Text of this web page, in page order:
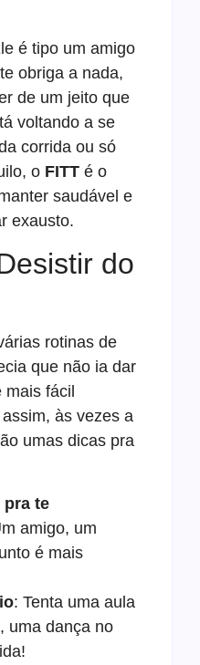
é tipo um amigo
obriga a nada,
de um jeito que
voltando a se
corrida ou só
o FITT é o
saudável e
exausto.
do
rotinas de
que não ia dar
mais fácil
às vezes a
umas dicas pra
pra te
amigo, um
é mais
: Tenta uma aula
uma dança no